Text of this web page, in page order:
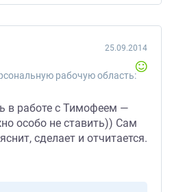
рабочую область:
25.09.2014
в работе с Тимофеем —
особо не ставить)) Сам
сделает и отчитается.